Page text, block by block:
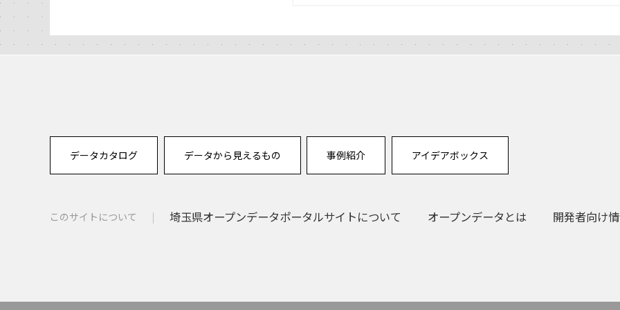
データカタログ データから見えるもの 事例紹介 アイデアボックス
このサイトについて 埼玉県オープンデータポータルサイトについて オープンデータとは 開発者向け